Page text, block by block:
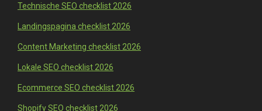
Technische SEO checklist 2026
Landingspagina checklist 2026
Content Marketing checklist 2026
Lokale SEO checklist 2026
Ecommerce SEO checklist 2026
Shopify SEO checklist 2026